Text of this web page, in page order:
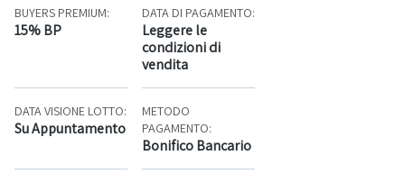
BUYERS PREMIUM:
15% BP
DATA DI PAGAMENTO:
Leggere le
condizioni di
vendita
DATA VISIONE LOTTO:
Su Appuntamento
METODO
PAGAMENTO:
Bonifico Bancario